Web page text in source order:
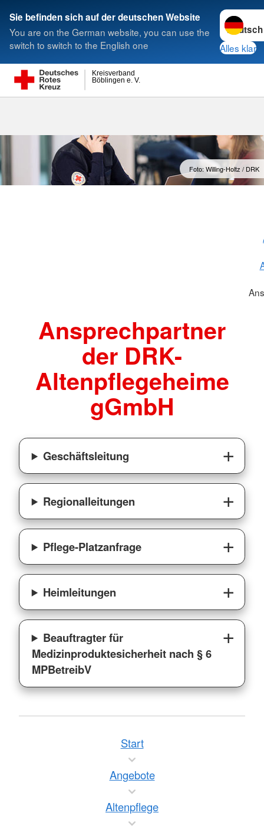
Sie befinden sich auf der deutschen Website
You are on the German website, you can use the
switch to switch to the English one
Sprache
Alles klar
Böblingen e. V.
Kreisverband
Suche
Foto: Willing-Holtz / DRK
Ansprechpartner
der DRK-
Altenpflegeheime
gGmbH
Geschäftsleitung
Regionalleitungen
Pflege-Platzanfrage
Heimleitungen
Beauftragter für
Medizinproduktesicherheit nach § 6
MPBetreibV
Start
Angebote
Altenpflege